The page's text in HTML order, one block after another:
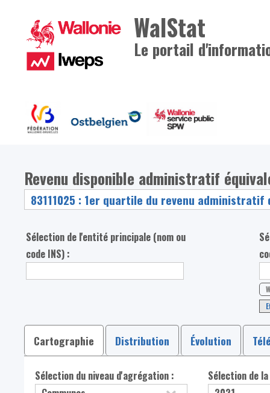
WalStat
Le portail
Revenu disponible administratif
Sélection de l'entité principale (nom ou
code INS) :
Cartographie Distribution Évolution
Sélection du niveau d'agrégation : Sélection de